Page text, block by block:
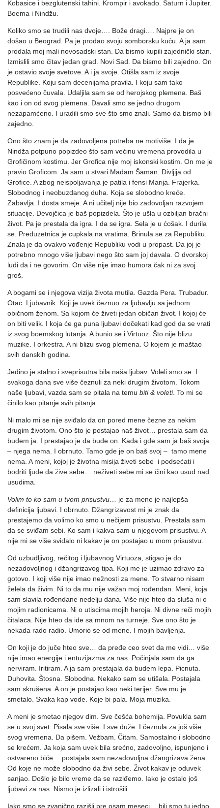
Kobasice i bezglutenski tahini. Krompir i avokado. Saturn i Jupiter.
Boema i Nindžu.
Koliko smo se trudili nas dvoje…. Bože dragi…. Najpre je on
došao u Beograd. Pa je prodao svoju somborsku kuću. A ja sam
prodala moj mali novosadski stan. Da bismo kupili zajednički stan.
Izmislili smo čitav jedan grad. Novi Sad. Da bismo bili zajedno. On
je ostavio svoje svetove. A i ja svoje. Otišla sam iz svoje
Republike. Koju sam decenijama pravila. I koju sam tako
posvećeno čuvala. Udaljila sam se od herojskog plemena. Baš
kao i on od svog plemena. Davali smo se jedno drugom
nezapamćeno. I uradili smo sve što smo znali. Samo da bismo bili
zajedno.
Ono što znam je da zadovoljena potreba ne motiviše. I da je
Nindža potpuno popizdeo što sam većinu vremena provodila u
Grofičinom kostimu. Jer Grofica nije moj iskonski kostim. On me je
pravio Groficom. Ja sam u stvari Madam Šaman. Divljija od
Grofice. A zbog neispoljavanja je patila i fensi Marija. Frajerka.
Slobodnog i neobuzdanog duha. Koja se slobodno kreće.
Zabavlja. I dosta smeje. A ni učitelj nije bio zadovoljan razvojem
situacije. Devojčica je baš popizdela. Što je ušla u ozbiljan bračni
život. Pa je prestala da igra. I da se igra. Sela je u ćošak. I durila
se. Preduzetnica je cupkala na vratima. Brinula se za Republiku.
Znala je da ovakvo vođenje Republiku vodi u propast. Da joj je
potrebno mnogo više ljubavi nego što sam joj davala. O dvorskoj
ludi da i ne govorim. On više nije imao humora čak ni za svoj
groš.
A bogami se i njegova vizija života mutila. Gazda Pera. Trubadur.
Otac. Ljubavnik. Koji je uvek čeznuo za ljubavlju sa jednom
običnom ženom. Sa kojom će živeti jedan običan život. I kojoj će
on biti velik. I koja će ga puna ljubavi dočekati kad god da se vrati
iz svog boemskog lutanja. A bunio se i Virtuoz. Što nije blizu
muzike. I orkestra. A ni blizu svog plemena. O kojem je maštao
svih danskih godina.
Jedino je stalno i sveprisutna bila naša ljubav. Voleli smo se. I
svakoga dana sve više čeznuli za neki drugim životom. Tokom
naše ljubavi, vazda sam se pitala na temu biti & voleti. To mi se
činilo kao pitanje svih pitanja.
Ni malo mi se nije sviđalo da on pored mene čezne za nekim
drugim životom. Ono što je postajao naš život… prestala sam da
budem ja. I prestajao je da bude on. Kada i gde sam ja baš svoja
– njega nema. I obrnuto. Tamo gde je on baš svoj – tamo mene
nema. A meni, kojoj je životna misija živeti sebe i podsećati i
bodriti ljude da žive sebe… neživeti sebe mi se čini kao usud nad
usudima.
Volim to ko sam u tvom prisustvu … je za mene je najlepša
definicija ljubavi. I obrnuto. Džangrizavost mi je znak da
prestajemo da volimo ko smo u nečijem prisustvu. Prestala sam
da se sviđam sebi. Ko sam i kakva sam u njegovom prisustvu. A
nije mi se više sviđalo ni kakav je on postajao u mom prisustvu.
Od uzbudljivog, rečitog i ljubavnog Virtuoza, stigao je do
nezadovoljnog i džangrizavog tipa. Koji me je uzimao zdravo za
gotovo. I koji više nije imao nežnosti za mene. To stvarno nisam
želela da živim. Ni to da mu nije važan moj rođendan. Meni, koja
sam slavila rođendane nedelju dana. Više nije hteo da sluša ni o
mojim radionicama. Ni o utiscima mojih heroja. Ni divne reči mojih
čitalaca. Nije hteo da ide sa mnom na turneje. Sve ono što je
nekada rado radio. Umorio se od mene. I mojih bavljenja.
On koji je do juče hteo sve… da pređe ceo svet da me vidi… više
nije imao energije i entuzijazma za nas. Počinjala sam da ga
nerviram. Iritiram. A ja sam prestajala da budem lepa. Picnuta.
Duhovita. Štosna. Slobodna. Nekako sam se utišala. Postajala
sam skrušena. A on je postajao kao neki terijer. Sve mu je
smetalo. Svaka kap vode. Koje bi pala. Moja muzika.
A meni je smetao njegov dim. Sve češća bohemija. Povukla sam
se u svoj svet. Pisala sve više. I sve duže. I čeznula za još više
svog vremena. Da pišem. Vežbam. Čitam. Samostalno i slobodno
se krećem. Ja koja sam uvek bila srećno, zadovoljno, ispunjeno i
ostvareno biće… postajala sam nezadovoljna džangrizava žena.
Od koje ne može slobodno da živi sebe. Život kakav je oduvek
sanjao. Došlo je bilo vreme da se raziđemo. Iako je ostalo još
ljubavi za nas. Nismo je izlizali i istrošili.
Iako smo se zvanično razišli pre osam meseci… bili smo tu jedno